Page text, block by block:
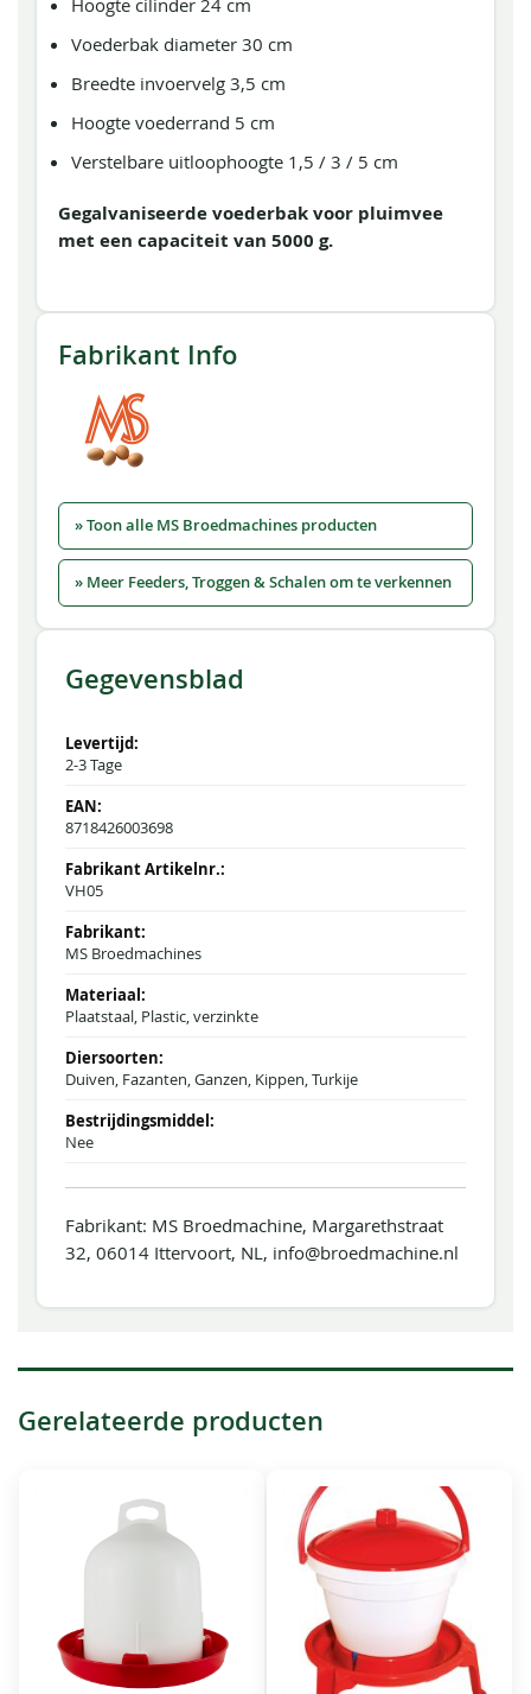
Hoogte cilinder 24 cm
Voederbak diameter 30 cm
Breedte invoervelg 3,5 cm
Hoogte voederrand 5 cm
Verstelbare uitloophoogte 1,5 / 3 / 5 cm
Gegalvaniseerde voederbak voor pluimvee
met een capaciteit van 5000 g.
Fabrikant Info
» Toon alle MS Broedmachines producten
» Meer Feeders, Troggen & Schalen om te verkennen
Gegevensblad
2-3 Tage
8718426003698
VH05
MS Broedmachines
Plaatstaal, Plastic, verzinkte
Duiven, Fazanten, Ganzen, Kippen, Turkije
Nee
Fabrikant: MS Broedmachine, Margarethstraat
32, 06014 Ittervoort, NL, info@broedmachine.nl
Gerelateerde producten